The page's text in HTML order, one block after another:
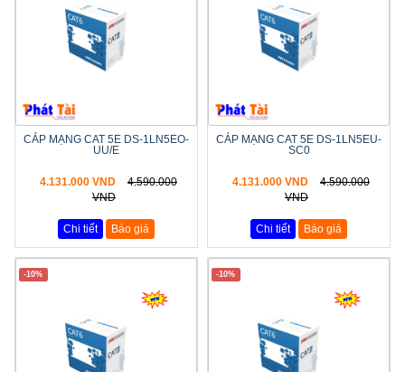
CÁP MẠNG CAT 5E DS-1LN5EO-
UU/E
4.131.000 VND
4.590.000
VND
Chi tiết Báo giá
CÁP MẠNG CAT 5E DS-1LN5EU-
SC0
4.131.000 VND
4.590.000
VND
Chi tiết Báo giá
-10% -10%